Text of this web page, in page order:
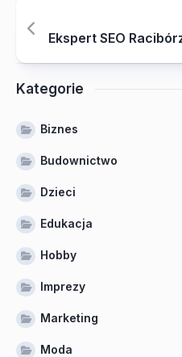
Ekspert SEO
Kategorie
Biznes
Budownictwo
Dzieci
Edukacja
Hobby
Imprezy
Marketing
Moda